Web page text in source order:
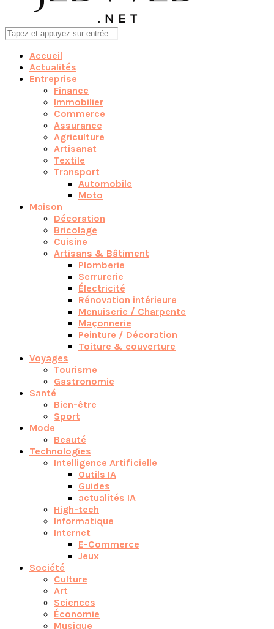
Accueil
Actualités
Entreprise
Finance
Immobilier
Commerce
Assurance
Agriculture
Artisanat
Textile
Transport
Automobile
Moto
Maison
Décoration
Bricolage
Cuisine
Artisans & Bâtiment
Plomberie
Serrurerie
Électricité
Rénovation intérieure
Menuiserie / Charpente
Maçonnerie
Peinture / Décoration
Toiture & couverture
Voyages
Tourisme
Gastronomie
Santé
Bien-être
Sport
Mode
Beauté
Technologies
Intelligence Artificielle
Outils IA
Guides
actualités IA
High-tech
Informatique
Internet
E-Commerce
Jeux
Société
Culture
Art
Sciences
Économie
Musique